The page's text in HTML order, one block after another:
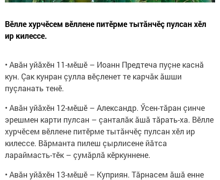
Вӗлле хурчӗсем вӗллене питӗрме тытăнчӗç пулсан хӗл
ир килессе.
• Авăн уйăхӗн 11-мӗшӗ – Иоанн Предтеча пуçне каснă
кун. Çак кунран çулла вӗçленет те карчăк ăшши
пуçланать тенӗ.
• Авăн уйăхӗн 12-мӗшӗ – Александр. Ӳсен-тăран çинче
эрешмен карти пулсан – çанталăк ăшă тăрать-ха. Вӗлле
хурчӗсем вӗллене питӗрме тытăнчӗç пулсан хӗл ир
килессе. Вăрманта пилеш çырлисене йăтса
лараймасть-тӗк – çумăрлă кӗркуннене.
• Авăн уйăхӗн 13-мӗшӗ – Куприян. Тăрнасем ăшă енне